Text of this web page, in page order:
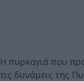
Η πυρκαγιά που
τις δυνάμεις της